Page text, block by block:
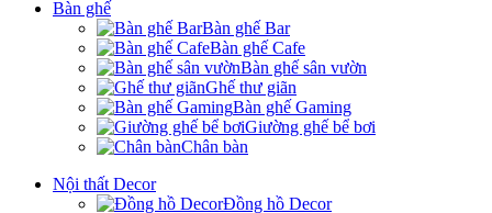
Bàn ghế
Bàn ghế Bar
Bàn ghế Cafe
Bàn ghế sân vườn
Ghế thư giãn
Bàn ghế Gaming
Giường ghế bể bơi
Chân bàn
Nội thất Decor
Đồng hồ Decor